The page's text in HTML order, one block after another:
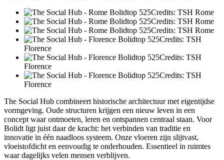
Credits: TSH Rome
Credits: TSH Rome
Credits: TSH Rome
Credits: TSH
Florence
Credits: TSH
Florence
Credits: TSH
Florence
The Social Hub combineert historische architectuur met eigentijdse
vormgeving. Oude structuren krijgen een nieuw leven in een
concept waar ontmoeten, leren en ontspannen centraal staan. Voor
Bolidt ligt juist daar de kracht: het verbinden van traditie en
innovatie in één naadloos systeem. Onze vloeren zijn slijtvast,
vloeistofdicht en eenvoudig te onderhouden. Essentieel in ruimtes
waar dagelijks velen mensen verblijven.